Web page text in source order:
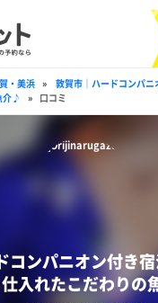
・美浜 »
敦賀市｜ハードコンパ
介♪
» 口コミ
コンパニオン付き
入れたこだわりの